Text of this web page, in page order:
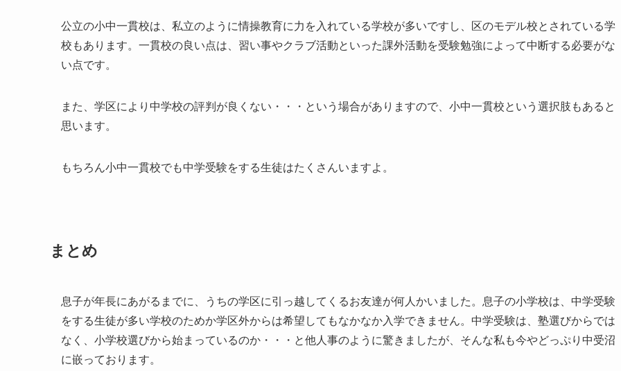
公立の小中一貫校は、私立のように情操教育に力を入れている学校が多いですし、区のモデル校とされている学
校もあります。一貫校の良い点は、習い事やクラブ活動といった課外活動を受験勉強によって中断する必要がな
い点です。
また、学区により中学校の評判が良くない・・・という場合がありますので、小中一貫校という選択肢もあると
思います。
もちろん小中一貫校でも中学受験をする生徒はたくさんいますよ。
まとめ
息子が年長にあがるまでに、うちの学区に引っ越してくるお友達が何人かいました。息子の小学校は、中学受験
をする生徒が多い学校のためか学区外からは希望してもなかなか入学できません。中学受験は、塾選びからでは
なく、小学校選びから始まっているのか・・・と他人事のように驚きましたが、そんな私も今やどっぷり中受沼
に嵌っております。